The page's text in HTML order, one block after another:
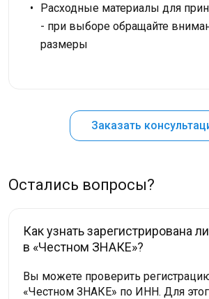
Расходные материалы для
- при выборе обращайте
размеры
Заказать
Остались вопросы?
Как узнать зарегистрирована
в «Честном ЗНАКЕ»?
Вы можете проверить
«Честном ЗНАКЕ» по ИНН. Для